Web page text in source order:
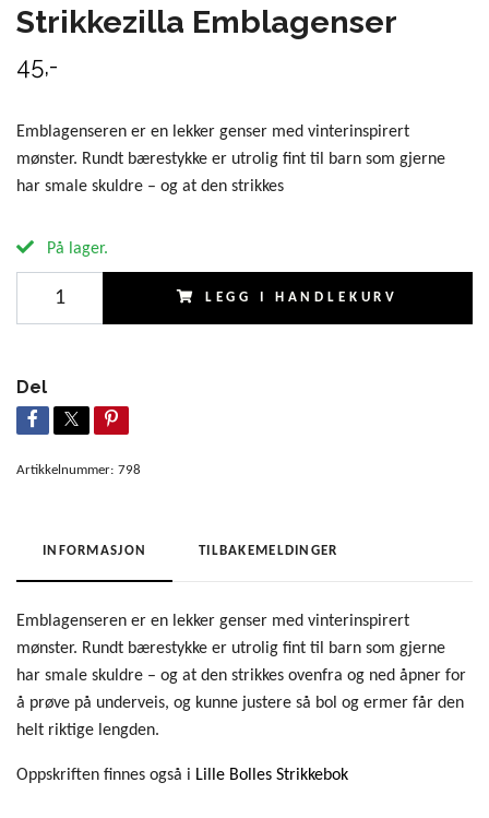
Strikkezilla Emblagenser
45,-
Emblagenseren er en lekker genser med vinterinspirert
mønster. Rundt bærestykke er utrolig fint til barn som gjerne
har smale skuldre – og at den strikkes
På lager.
LEGG I HANDLEKURV
Del
Artikkelnummer: 798
INFORMASJON TILBAKEMELDINGER
Emblagenseren er en lekker genser med vinterinspirert
mønster. Rundt bærestykke er utrolig fint til barn som gjerne
har smale skuldre – og at den strikkes ovenfra og ned åpner for
å prøve på underveis, og kunne justere så bol og ermer får den
helt riktige lengden.
Oppskriften finnes også i Lille Bolles Strikkebok